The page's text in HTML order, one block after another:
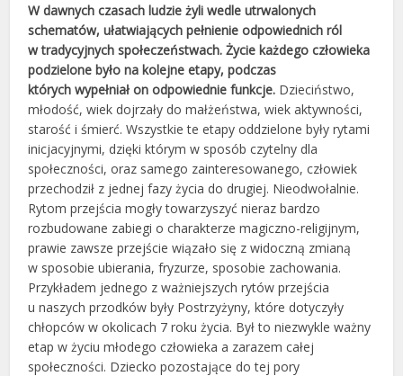
W dawnych czasach ludzie żyli wedle utrwalonych
schematów, ułatwiających pełnienie odpowiednich ról
w tradycyjnych społeczeństwach. Życie każdego człowieka
podzielone było na kolejne etapy, podczas
których wypełniał on odpowiednie funkcje. Dzieciństwo,
młodość, wiek dojrzały do małżeństwa, wiek aktywności,
starość i śmierć. Wszystkie te etapy oddzielone były rytami
inicjacyjnymi, dzięki którym w sposób czytelny dla
społeczności, oraz samego zainteresowanego, człowiek
przechodził z jednej fazy życia do drugiej. Nieodwołalnie.
Rytom przejścia mogły towarzyszyć nieraz bardzo
rozbudowane zabiegi o charakterze magiczno-religijnym,
prawie zawsze przejście wiązało się z widoczną zmianą
w sposobie ubierania, fryzurze, sposobie zachowania.
Przykładem jednego z ważniejszych rytów przejścia
u naszych przodków były Postrzyżyny, które dotyczyły
chłopców w okolicach 7 roku życia. Był to niezwykle ważny
etap w życiu młodego człowieka a zarazem całej
społeczności. Dziecko pozostające do tej pory